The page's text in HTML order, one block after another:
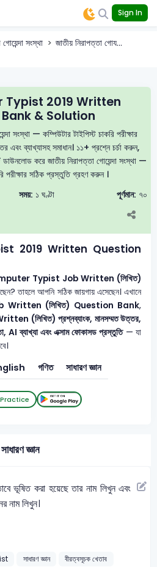
Sign In
সংস্থা
জাতীয় নিরাপত্তা গোয...
Typist 2019 Written
& Solution
সংস্থা — কম্পিউটার টাইপিস্ট চাকরি পরীক্ষার
ব্যাখ্যাসহ সমাধান। ১১+ প্রশ্নে চর্চা করুন,
করে জাতীয় নিরাপত্তা গোয়েন্দা সংস্থা —
পরীক্ষার সঠিক প্রস্তুতি গ্রহণ করুন ।
সময়: ১ ঘণ্টা পূর্ণমান: ৭০
2019 Written Question
Typist Job Written (লিখিত)
তাহলে আপনি সঠিক জায়গায় এসেছেন। এখানে
Written (লিখিত) Question Bank,
(লিখিত) প্রশ্নব্যাংক, মানসম্মত উত্তর,
AI ব্যাখ্যা এবং এক্সাম ফোকাসড প্রস্তুতি— যা
গণিত সাধারণ জ্ঞান
Practice
সাধারণ জ্ঞান
ভূষিত করা হয়েছে তার নাম লিখুন এবং
নাম লিখুন।
সাধারণ জ্ঞান
বীরত্বসূচক খেতাব